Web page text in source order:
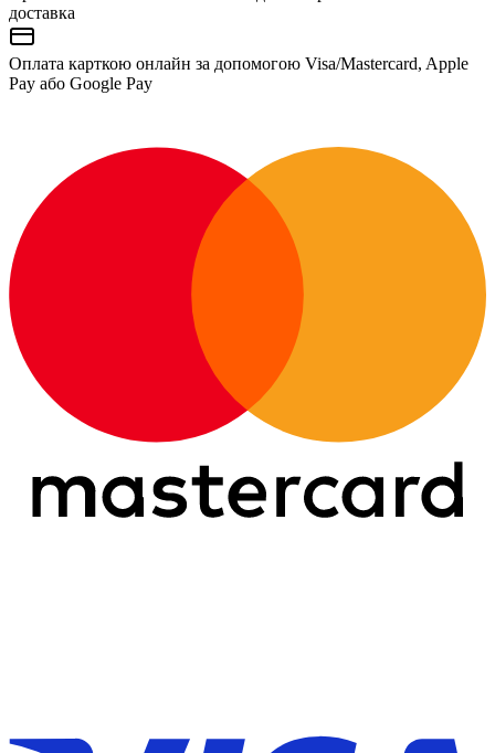
доставка
Оплата карткою онлайн за допомогою Visa/Mastercard, Apple
Pay або Google Pay